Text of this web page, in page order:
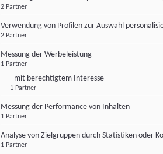
2 Partner
Verwendung von Profilen zur Auswahl
2 Partner
Messung der Werbeleistung
1 Partner
- mit berechtigtem Interesse
1 Partner
Messung der Performance von Inhalten
1 Partner
Analyse von Zielgruppen durch Statistiken oder
1 Partner